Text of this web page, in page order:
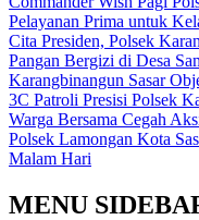
Pelayanan Prima untuk
Cita Presiden, Polsek
Pangan Bergizi di Desa
Karangbinangun Sasar
3C Patroli Presisi Polsek
Warga Bersama Cegah
Polsek Lamongan Kota
Malam Hari
MENU